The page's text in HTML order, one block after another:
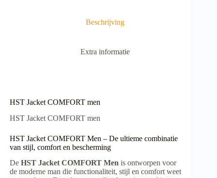
Beschrijving
Extra informatie
HST Jacket COMFORT men
HST Jacket COMFORT men
HST Jacket COMFORT Men – De ultieme combinatie
van stijl, comfort en bescherming
De HST Jacket COMFORT Men is ontworpen voor
de moderne man die functionaliteit, stijl en comfort weet